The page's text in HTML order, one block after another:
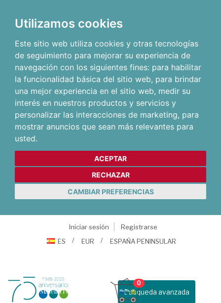
Utilizamos cookies
Este sitio web utiliza cookies y otras tecnologías
de seguimiento para mejorar su experiencia de
navegación con los siguientes fines: para habilitar
la funcionalidad básica del sitio web, para brindar
una mejor experiencia en el sitio web, medir su
interés en nuestros productos y servicios y
personalizar las interacciones de marketing, para
mostrar anuncios que sean más relevantes para
usted.
ACEPTAR
RECHAZAR
CAMBIAR PREFERENCIAS
Iniciar sesión
Registrarse
ES
EUR ESPAÑA PENINSULAR
Busqueda avanzada
0